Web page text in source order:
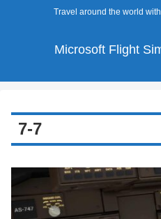
Travel around the world
Microsoft Flight
7-7